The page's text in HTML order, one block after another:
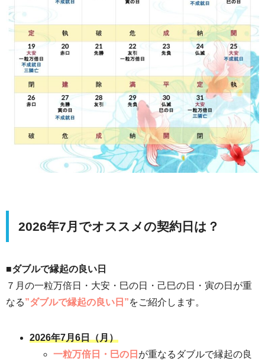
2026年7月でオススメの契約日は？
■ダブルで縁起の良い日
７月の一粒万倍日・大安・巳の日・己巳の日・寅の日が重
なる”ダブルで縁起の良い日”をご紹介します。
2026年7月6日（月）
一粒万倍日・巳の日 が重なるダブルで縁起の良